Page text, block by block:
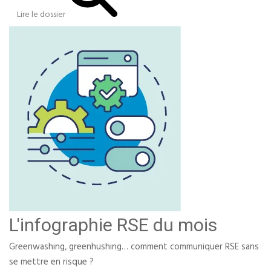
Lire le dossier
L'infographie RSE du mois
Greenwashing, greenhushing… comment communiquer RSE sans
se mettre en risque ?